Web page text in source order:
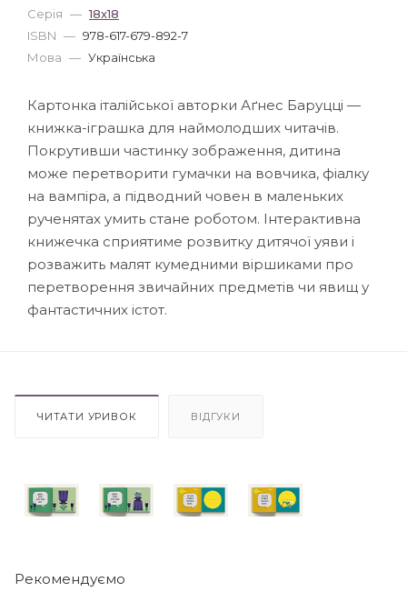
Серія — 18х18
ISBN — 978-617-679-892-7
Мова — Українська
Картонка італійської авторки Аґнес Баруцці —
книжка-іграшка для наймолодших читачів.
Покрутивши частинку зображення, дитина
може перетворити гумачки на вовчика, фіалку
на вампіра, а підводний човен в маленьких
рученятах умить стане роботом. Інтерактивна
книжечка сприятиме розвитку дитячої уяви і
розважить малят кумедними віршиками про
перетворення звичайних предметів чи явищ у
фантастичних істот.
ЧИТАТИ УРИВОК ВІДГУКИ
Рекомендуємо